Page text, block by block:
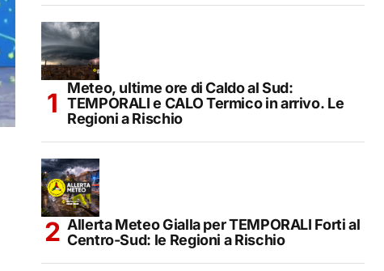
Meteo, ultime ore di Caldo al Sud:
TEMPORALI e CALO Termico in arrivo. Le
Regioni a Rischio
Allerta Meteo Gialla per TEMPORALI Forti al
Centro-Sud: le Regioni a Rischio